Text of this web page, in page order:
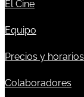
El Cine
Equipo
Precios y horarios
Colaboradores